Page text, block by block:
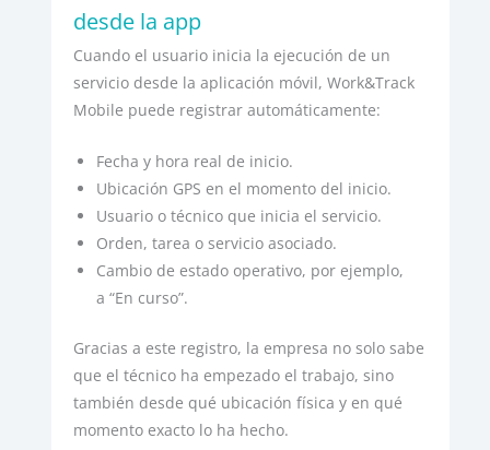
desde la app
Cuando el usuario inicia la ejecución de un
servicio desde la aplicación móvil, Work&Track
Mobile puede registrar automáticamente:
Fecha y hora real de inicio.
Ubicación GPS en el momento del inicio.
Usuario o técnico que inicia el servicio.
Orden, tarea o servicio asociado.
Cambio de estado operativo, por ejemplo,
a “En curso”.
Gracias a este registro, la empresa no solo sabe
que el técnico ha empezado el trabajo, sino
también desde qué ubicación física y en qué
momento exacto lo ha hecho.